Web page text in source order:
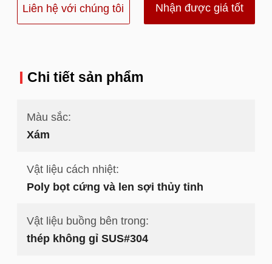
Liên hệ với chúng tôi Nhận được giá tốt
Chi tiết sản phẩm
Màu sắc:
Xám
Vật liệu cách nhiệt:
Poly bọt cứng và len sợi thủy tinh
Vật liệu buồng bên trong:
thép không gỉ SUS#304